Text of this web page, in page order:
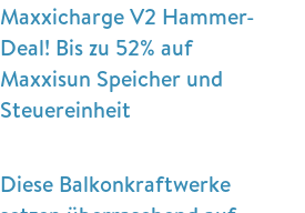
Maxxicharge V2 Hammer-
Deal! Bis zu 52% auf
Maxxisun Speicher und
Steuereinheit
Diese Balkonkraftwerke